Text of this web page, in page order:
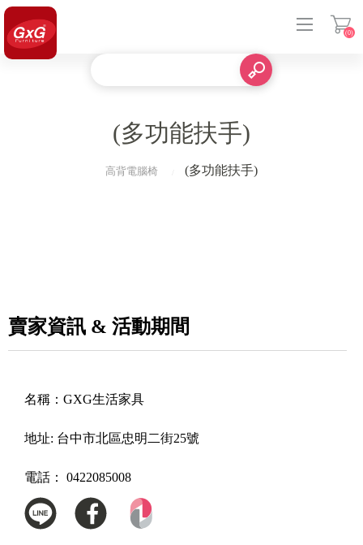
(0)
(多功能扶手)
高背電腦椅 (多功能扶手)
賣家資訊 & 活動期間
名稱： GXG生活家具
地址: 台中市北區忠明二街25號
電話： 0422085008